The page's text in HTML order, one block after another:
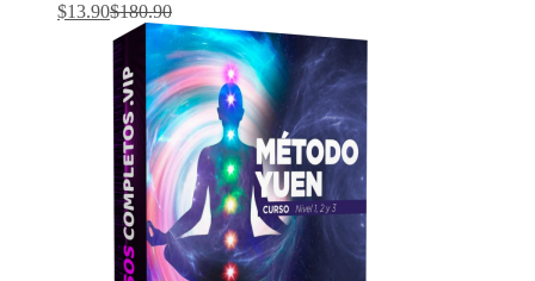
$13.90$180.90